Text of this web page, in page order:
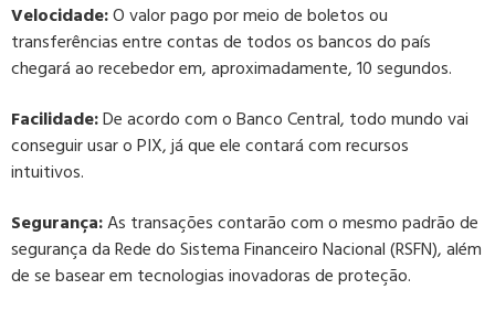
Velocidade:O valor pago por meio de boletos ou
transferências entre contas de todos os bancos do país
chegará ao recebedor em, aproximadamente, 10 segundos.
Facilidade:De acordo com o Banco Central, todo mundo vai
conseguir usar o PIX, já que ele contará com recursos
intuitivos.
Segurança:As transações contarão com o mesmo padrão de
segurança da Rede do Sistema Financeiro Nacional (RSFN), além
de se basear em tecnologias inovadoras de proteção.